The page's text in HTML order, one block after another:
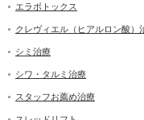
エラボトックス
クレヴィエル（ヒアルロン酸）
シミ治療
シワ・タルミ治療
スタッフお薦め治療